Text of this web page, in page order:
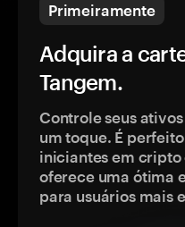
Primeiramente
Adquira a
Tangem.
Controle seus
um toque. É
iniciantes em cripto
oferece uma ótima
para usuários mais